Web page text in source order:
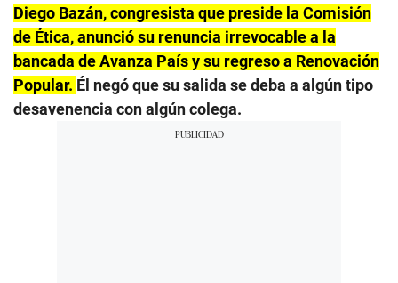
Diego Bazán, congresista que preside la Comisión
de Ética, anunció su renuncia irrevocable a la
bancada de Avanza País y su regreso a Renovación
Popular. Él negó que su salida se deba a algún tipo
desavenencia con algún colega.